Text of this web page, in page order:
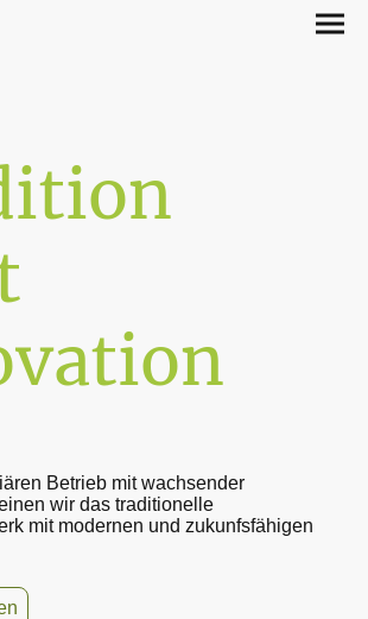
Betrieb mit wachsender
wir das traditionelle
mit modernen und zukunfsfähigen